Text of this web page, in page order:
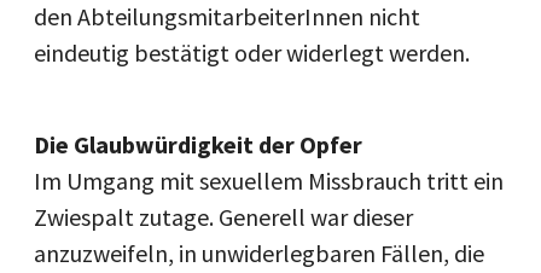
den AbteilungsmitarbeiterInnen nicht
eindeutig bestätigt oder widerlegt werden.
Die Glaubwürdigkeit der Opfer
Im Umgang mit sexuellem Missbrauch tritt ein
Zwiespalt zutage. Generell war dieser
anzuzweifeln, in unwiderlegbaren Fällen, die